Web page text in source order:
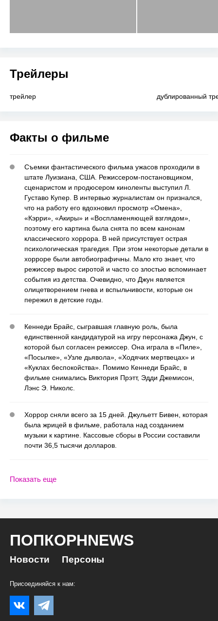
Трейлеры
трейлер дублированный
Факты о фильме
Съемки фантастического фильма ужасов проходили в
штате Луизиана, США. Режиссером-постановщиком,
сценаристом и продюсером киноленты выступил Л.
Густаво Купер. В интервью журналистам он признался,
что на работу его вдохновил просмотр «Омена»,
«Кэрри», «Акиры» и «Воспламеняющей взглядом»,
поэтому его картина была снята по всем канонам
классического хоррора. В ней присутствует острая
психологическая трагедия. При этом некоторые детали в
хорроре были автобиографичны. Мало кто знает, что
режиссер вырос сиротой и часто со злостью вспоминает
события из детства. Очевидно, что Джун является
олицетворением гнева и вспыльчивости, которые он
пережил в детские годы.
Кеннеди Брайс, сыгравшая главную роль, была
единственной кандидатурой на игру персонажа Джун, с
которой был согласен режиссер. Она играла в «Пиле»,
«Посылке», «Узле дьявола», «Ходячих мертвецах» и
«Куклах беспокойства». Помимо Кеннеди Брайс, в
фильме снимались Виктория Прэтт, Эдди Джемисон,
Лэнс Э. Николс.
Хоррор сняли всего за 15 дней. Джульетт Бивен, которая
была жрицей в фильме, работала над созданием
музыки к картине. Кассовые сборы в России составили
почти 36,5 тысячи долларов.
Показать еще
ПОПКОРНNEWS
Новости Персоны
Присоединяйся к нам: